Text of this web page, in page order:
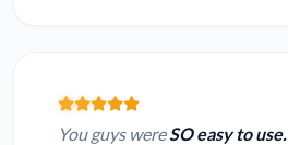
You guys wereSO easy to use.